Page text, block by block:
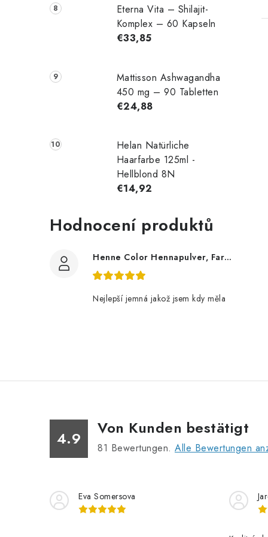
Eterna Vita – Shilajit-
Komplex – 60 Kapseln
€33,85
Mattisson Ashwagandha
450 mg – 90 Tabletten
€24,88
Helan Natürliche
Haarfarbe 125ml -
Hellblond 8N
€14,92
Hodnocení produktů
Henne Color Hennapulver, Farbe: Braun, 100 g
Nejlepší jemná jakož jsem kdy měla
r
s
4.9
Von Kunden bestätigt
81 Bewertungen. Alle Bewertungen
Eva Somersova